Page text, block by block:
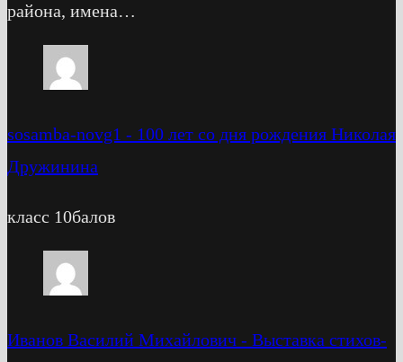
района, имена…
sosamba-novg1 - 100 лет со дня рождения Николая
Дружинина
класс 10балов
Иванов Василий Михайлович - Выставка стихов-